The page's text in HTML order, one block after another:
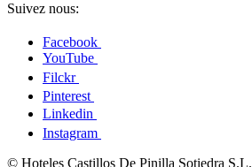
Suivez nous:
Facebook
YouTube
Filckr
Pinterest
Linkedin
Instagram
© Hoteles Castillos De Pinilla Sotiedra S.L.